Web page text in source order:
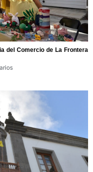
del Comercio de La Frontera